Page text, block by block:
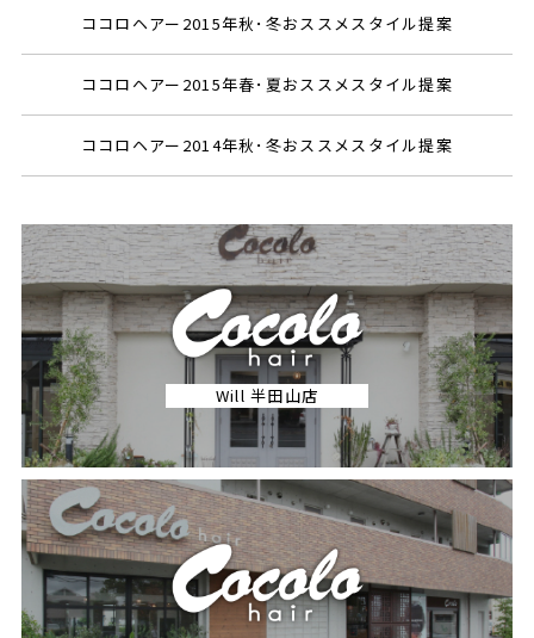
ココロヘアー2015年秋･冬おススメスタイル提案
ココロヘアー2015年春･夏おススメスタイル提案
ココロヘアー2014年秋･冬おススメスタイル提案
Will 半田山店